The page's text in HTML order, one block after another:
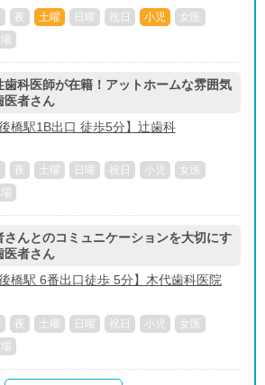
夜 土曜 日曜 祝日 小児
女医
歯科医師が在籍！アットホームな雰囲気
医者さん
後橋駅1B出口 徒歩5分】辻歯科
夜 土曜 日曜 祝日 小児
女医
さんとのコミュニケーションを大切にす
医者さん
後橋駅 6番出口徒歩 5分】木代歯科医院
夜 土曜 日曜 祝日 小児
女医